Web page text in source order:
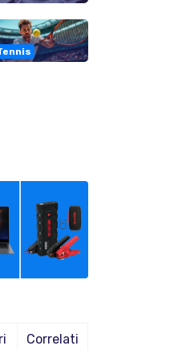
Correlati